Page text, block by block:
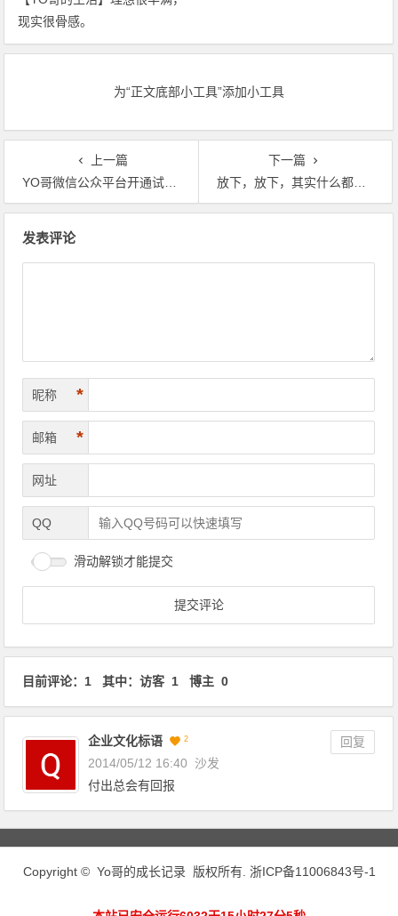
现实很骨感。
为“正文底部小工具”添加小工具
上一篇
YO哥微信公众平台开通试运行！
下一篇
放下，放下，其实什么都可以放下！
发表评论
昵称 *
邮箱 *
网址
QQ
滑动解锁才能提交
目前评论：1 其中：访客 1 博主 0
企业文化标语 2
回复
2014/05/12 16:40
沙发
付出总会有回报
Copyright © Yo哥的成长记录 版权所有. 浙ICP备11006843号-1